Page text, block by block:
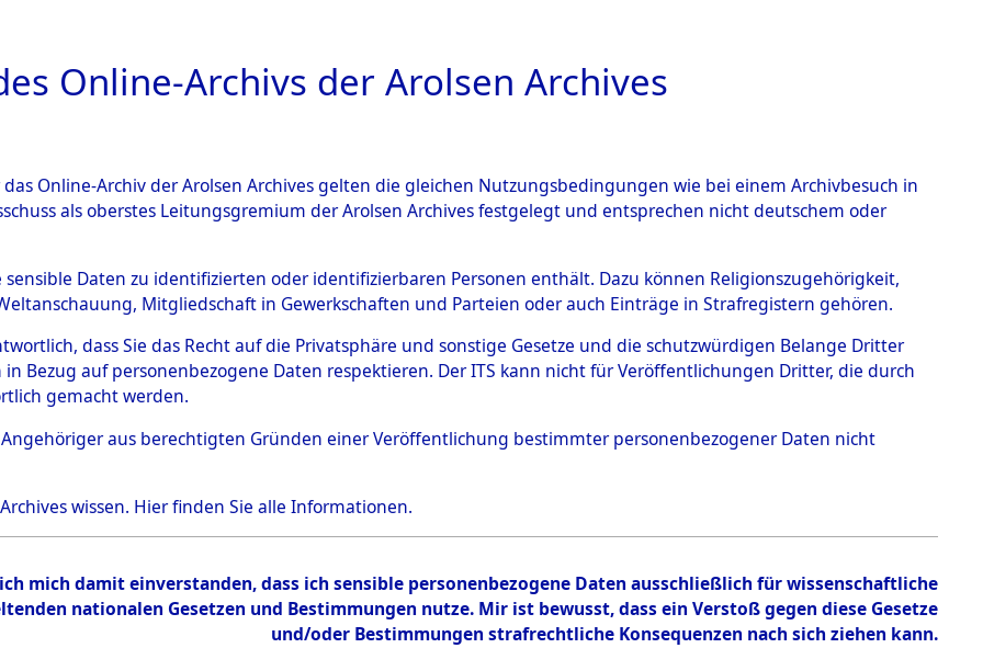
ARCHIVALE ÜBERSICHT BILD
0001 (108021568)
Person HEITZ, BERTA
Bestand
Online-Archivs der Arolsen Archives
Online-Archiv der Arolsen Archives gelten die gleichen Nutzungsbedingungen wie bei einem Archivbesuch in
als oberstes Leitungsgremium der Arolsen Archives festgelegt und entsprechen nicht deutschem oder
sensible Daten zu identifizierten oder identifizierbaren Personen enthält. Dazu können Religionszugehörigkeit,
Mitgliedschaft in Gewerkschaften und Parteien oder auch Einträge in Strafregistern gehören.
dass Sie das Recht auf die Privatsphäre und sonstige Gesetze und die schutzwürdigen Belange Dritter
Bezug auf personenbezogene Daten respektieren. Der ITS kann nicht für Veröffentlichungen Dritter, die durch
gemacht werden.
Angehöriger aus berechtigten Gründen einer Veröffentlichung bestimmter personenbezogener Daten nicht
wissen. Hierfinden Sie alle Informationen.
mich damit einverstanden, dass ich sensible personenbezogene Daten ausschließlich für wissenschaftliche
nationalen Gesetzen und Bestimmungen nutze. Mir ist bewusst, dass ein Verstoß gegen diese Gesetze
und/oder Bestimmungen strafrechtliche Konsequenzen nach sich ziehen kann.